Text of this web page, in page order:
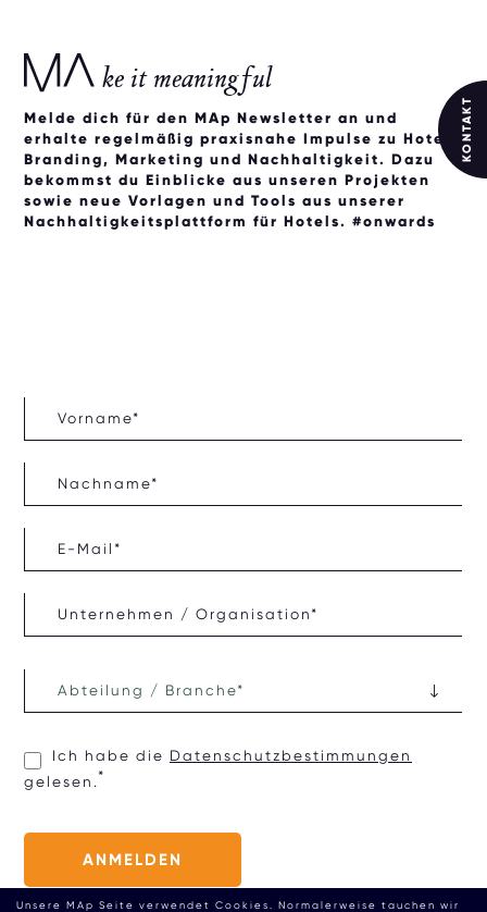
ke it meaningful
Melde dich für den MAp Newsletter an und
erhalte regelmäßig praxisnahe Impulse zu Hotel-
Branding, Marketing und Nachhaltigkeit. Dazu
bekommst du Einblicke aus unseren Projekten
sowie neue Vorlagen und Tools aus unserer
Nachhaltigkeitsplattform für Hotels. #onwards
Ich habe die Datenschutzbestimmungen
gelesen.
Unsere MAp Seite verwendet Cookies. Normalerweise tauchen wir
KONTAKT